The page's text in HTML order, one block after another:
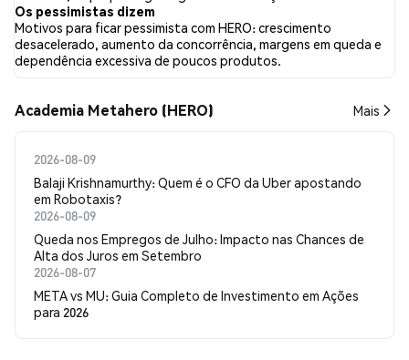
HERO. Esses sentimentos são baseados em 1795 tweets.
Os pessimistas dizem
Motivos para ficar pessimista com HERO: crescimento
desacelerado, aumento da concorrência, margens em queda e
dependência excessiva de poucos produtos.
Academia Metahero (HERO) Mais
2026-08-09
Balaji Krishnamurthy: Quem é o CFO da Uber apostando
em Robotaxis?
2026-08-09
Queda nos Empregos de Julho: Impacto nas Chances de
Alta dos Juros em Setembro
2026-08-07
META vs MU: Guia Completo de Investimento em Ações
para 2026